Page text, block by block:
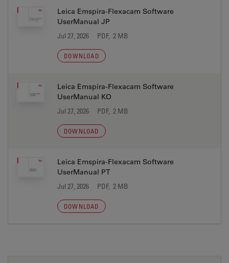
Leica Emspira-Flexacam Software
UserManual JP
Jul 27, 2026 PDF, 2 MB
DOWNLOAD
Leica Emspira-Flexacam Software
UserManual KO
Jul 27, 2026 PDF, 2 MB
DOWNLOAD
Leica Emspira-Flexacam Software
UserManual PT
Jul 27, 2026 PDF, 2 MB
DOWNLOAD